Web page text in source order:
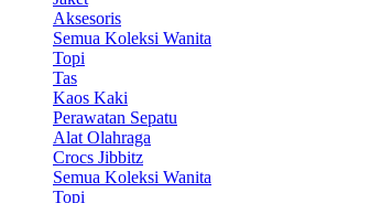
Aksesoris
Semua Koleksi Wanita
Topi
Tas
Kaos Kaki
Perawatan Sepatu
Alat Olahraga
Crocs Jibbitz
Semua Koleksi Wanita
Topi